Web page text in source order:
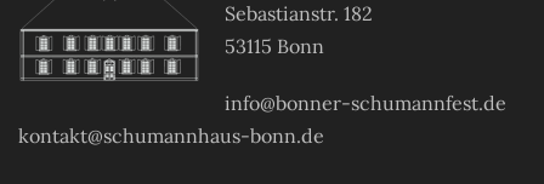
Sebastianstr. 182
53115 Bonn
info@bonner-schumannfest.de
kontakt@schumannhaus-bonn.de